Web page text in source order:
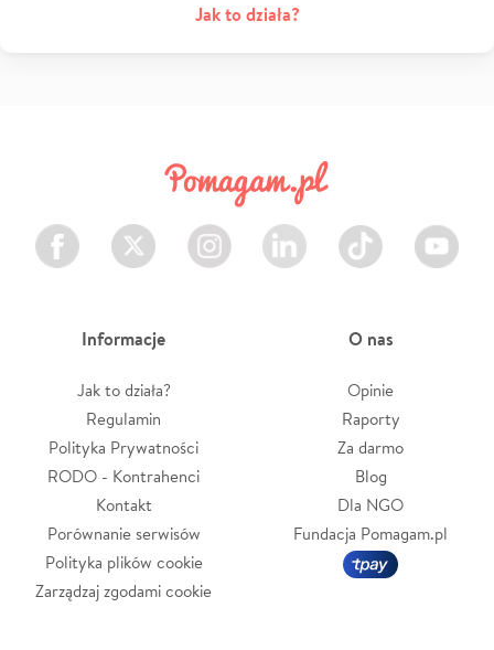
Jak to działa?
Facebook Twitter Instagram LinkedIn TikTok Youtube
Informacje
Jak to działa?
Regulamin
Polityka Prywatności
RODO - Kontrahenci
Kontakt
Porównanie serwisów
Polityka plików cookie
Zarządzaj zgodami cookie
O nas
Opinie
Raporty
Za darmo
Blog
Dla NGO
Fundacja Pomagam.pl